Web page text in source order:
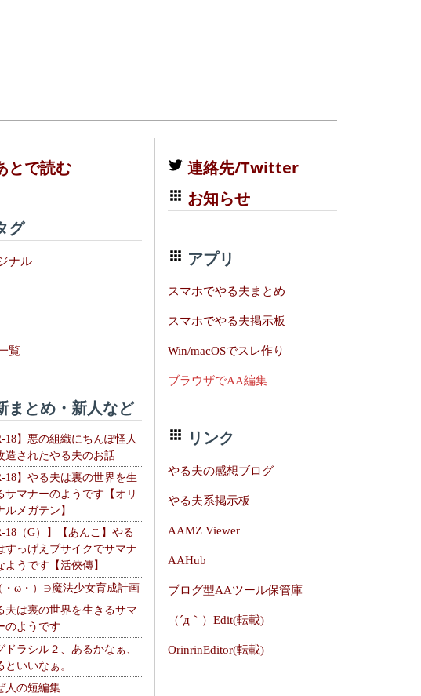
とで読む
グ
ナル
覧
まとめ・新人など
18】悪の組織にちんぽ怪人
造されたやる夫のお話
18】やる夫は裏の世界を生
サマナーのようです【オリ
ルメガテン】
18（G）】【あんこ】やる
すっげえブサイクでサマナ
ようです【活俠傳】
ω・）∋魔法少女育成計画
夫は裏の世界を生きるサマ
のようです
ドラシル２、あるかなぁ、
といいなぁ。
人の短編集
連絡先/Twitter
お知らせ
アプリ
スマホでやる夫まとめ
スマホでやる夫掲示板
Win/macOSでスレ作り
ブラウザでAA編集
リンク
やる夫の感想ブログ
やる夫系掲示板
AAMZ Viewer
AAHub
ブログ型AAツール保管庫
（´д｀）Edit(転載)
OrinrinEditor(転載)